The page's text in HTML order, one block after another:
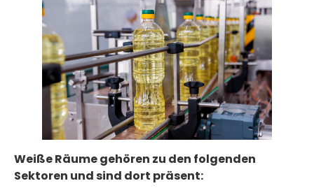
Weiße Räume gehören zu den folgenden
Sektoren und sind dort präsent: